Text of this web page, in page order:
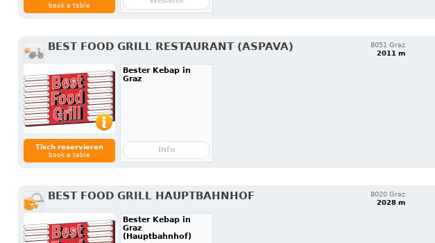
book a table
BEST FOOD GRILL RESTAURANT (ASPAVA)
8051 Graz
2011 m
Tisch reservieren
book a table
Bester Kebap in
Graz
Info
BEST FOOD GRILL HAUPTBAHNHOF
8020 Graz
2028 m
Bester Kebap in
Graz
(Hauptbahnhof)